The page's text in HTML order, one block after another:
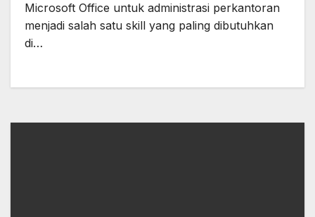
Microsoft Office untuk administrasi perkantoran
menjadi salah satu skill yang paling dibutuhkan
di…